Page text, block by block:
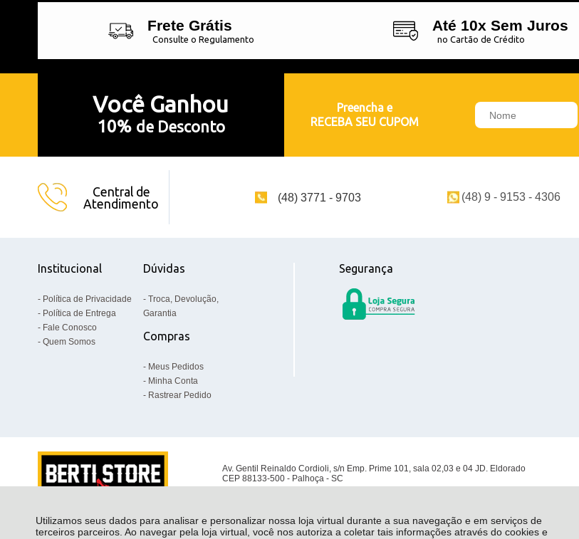
Utilizamos seus dados para analisar e personalizar nossa loja virtual durante a sua navegação e em serviços de
terceiros parceiros. Ao navegar pela loja virtual, você nos autoriza a coletar tais informações através do cookies e
Frete Grátis
Consulte o Regulamento
Até 10x Sem Juros
no Cartão de Crédito
Você Ganhou
10% de Desconto
Preencha e
RECEBA SEU CUPOM
Central de
Atendimento
(48) 3771 - 9703 (48) 9 - 9153 - 4306
Institucional
Política de Privacidade
Política de Entrega
Fale Conosco
Quem Somos
Dúvidas
Troca, Devolução,
Garantia
Compras
Meus Pedidos
Minha Conta
Rastrear Pedido
Segurança
Av. Gentil Reinaldo Cordioli, s/n Emp. Prime 101, sala 02,03 e 04 JD. Eldorado
CEP 88133-500 - Palhoça - SC